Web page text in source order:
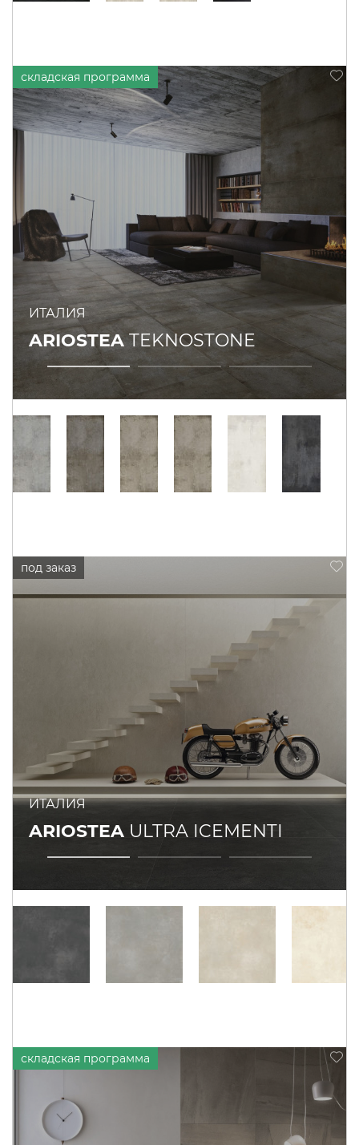
ИТАЛИЯ
ARIOSTEATEKNOSTONE
ИТАЛИЯ
ARIOSTEA ULTRA ICEMENTI